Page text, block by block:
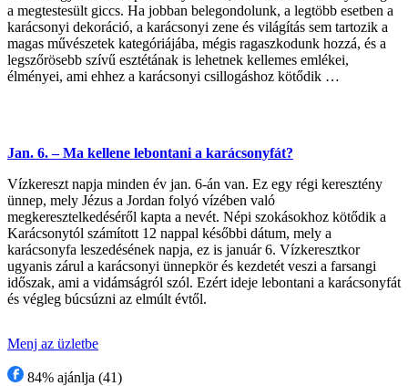
a megtestesült giccs. Ha jobban belegondolunk, a legtöbb esetben a
karácsonyi dekoráció, a karácsonyi zene és világítás sem tartozik a
magas művészetek kategóriájába, mégis ragaszkodunk hozzá, és a
legszőrösebb szívű esztétának is lehetnek kellemes emlékei,
élményei, ami ehhez a karácsonyi csillogáshoz kötődik …
Jan. 6. – Ma kellene lebontani a karácsonyfát?
Vízkereszt napja minden év jan. 6-án van. Ez egy régi keresztény
ünnep, mely Jézus a Jordan folyó vízében való
megkeresztelkedéséről kapta a nevét. Népi szokásokhoz kötődik a
Karácsonytól számított 12 nappal későbbi dátum, mely a
karácsonyfa leszedésének napja, ez is január 6. Vízkeresztkor
ugyanis zárul a karácsonyi ünnepkör és kezdetét veszi a farsangi
időszak, ami a vidámságról szól. Ezért ideje lebontani a karácsonyfát
és végleg búcsúzni az elmúlt évtől.
Menj az üzletbe
84% ajánlja (41)